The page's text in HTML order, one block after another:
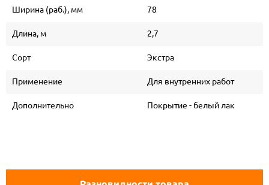
Ширина (раб.), мм 78
Длина, м 2,7
Сорт Экстра
Применение Для внутренних работ
Дополнительно Покрытие - белый лак